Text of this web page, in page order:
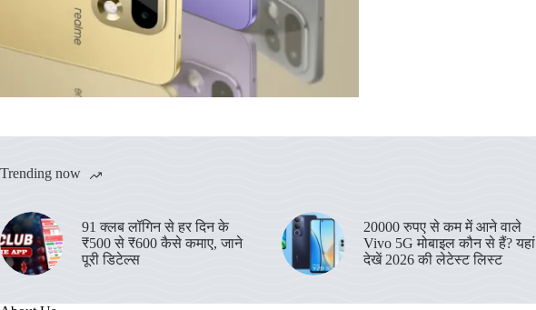
Trending now
91 क्लब लॉगिन से हर दिन के
₹500 से ₹600 कैसे कमाए, जाने
पूरी डिटेल्स
20000 रुपए से कम में आने वाले
Vivo 5G मोबाइल कौन से हैं? यहां
देखें 2026 की लेटेस्ट लिस्ट